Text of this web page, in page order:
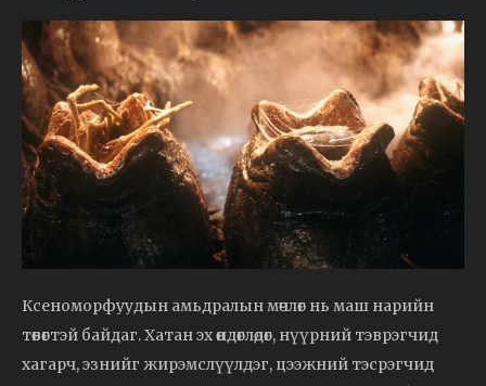
Ксеноморфуудын амьдралын мөчлөг нь маш нарийн
төвөгтэй байдаг. Хатан эх өндөглөдөг, нүүрний тэврэгчид
хагарч, эзнийг жирэмслүүлдэг, цээжний тэсрэгчид